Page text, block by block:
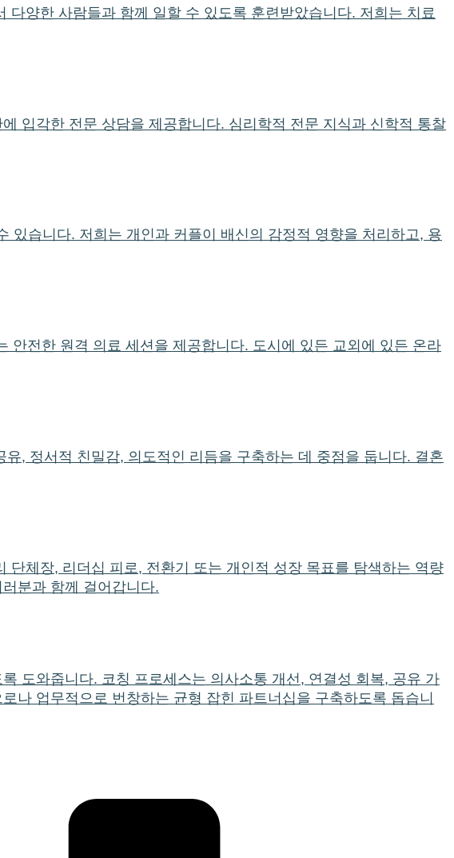
양한 사람들과 함께 일할 수 있도록 훈련받았습니다. 저희는 치료
입각한 전문 상담을 제공합니다. 심리학적 전문 지식과 신학적 통찰
있습니다. 저희는 개인과 커플이 배신의 감정적 영향을 처리하고, 용
안전한 원격 의료 세션을 제공합니다. 도시에 있든 교외에 있든 온라
, 정서적 친밀감, 의도적인 리듬을 구축하는 데 중점을 둡니다. 결혼
체장, 리더십 피로, 전환기 또는 개인적 성장 목표를 탐색하는 역량
분과 함께 걸어갑니다.
도와줍니다. 코칭 프로세스는 의사소통 개선, 연결성 회복, 공유 가
나 업무적으로 번창하는 균형 잡힌 파트너십을 구축하도록 돕습니